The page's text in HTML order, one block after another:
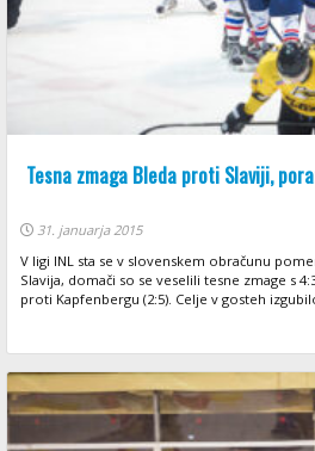
Tesna zmaga Bleda proti Slaviji,
31. januarja 2015
V ligi INL sta se v slovenskem obračunu
Slavija, domači so se veselili tesne zmage s
proti Kapfenbergu (2:5). Celje v gosteh